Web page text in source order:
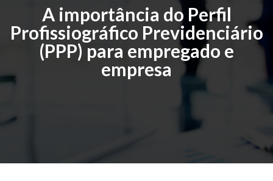
A importância do Perfil
Profissiográfico Previdenciário
(PPP) para empregado e
empresa